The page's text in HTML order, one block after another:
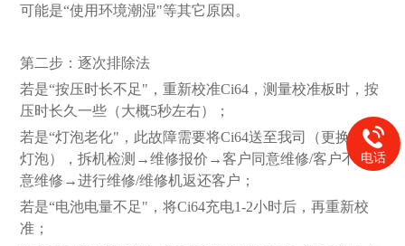
可能是“使用环境潮湿"等其它原因。
第二步：逐次排除法
若是“按压时长不足"，重新校准Ci64，测量校准板时，按
压时长久一些（大概5秒左右）；
若是“灯泡老化"，此故障需要将Ci64送至我司（更换闪光
灯泡），拆机检测→维修报价→客户同意维修/客户不同
意维修→进行维修/维修机返还客户；
若是“电池电量不足"，将Ci64充电1-2小时后，再重新校
准；
电话